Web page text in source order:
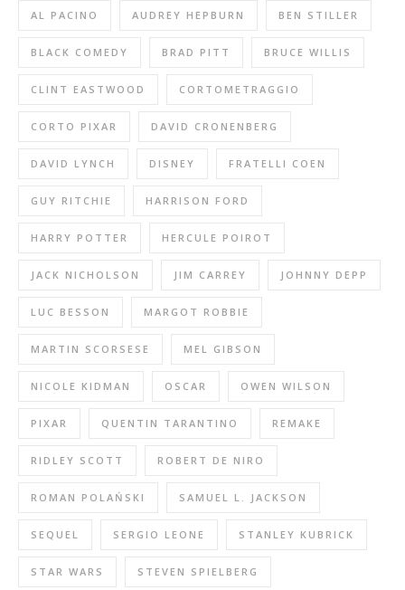
AL PACINO AUDREY HEPBURN BEN STILLER
BLACK COMEDY BRAD PITT BRUCE WILLIS
CLINT EASTWOOD CORTOMETRAGGIO
CORTO PIXAR DAVID CRONENBERG
DAVID LYNCH DISNEY FRATELLI COEN
GUY RITCHIE HARRISON FORD
HARRY POTTER HERCULE POIROT
JACK NICHOLSON JIM CARREY JOHNNY DEPP
LUC BESSON MARGOT ROBBIE
MARTIN SCORSESE MEL GIBSON
NICOLE KIDMAN OSCAR OWEN WILSON
PIXAR QUENTIN TARANTINO REMAKE
RIDLEY SCOTT ROBERT DE NIRO
ROMAN POLAŃSKI SAMUEL L. JACKSON
SEQUEL SERGIO LEONE STANLEY KUBRICK
STAR WARS STEVEN SPIELBERG